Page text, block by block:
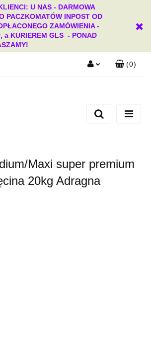
U NAS - DARMOWA
PACZKOMATÓW INPOST OD
ZAMÓWIENIA -
a KURIEREM GLS - PONAD
Dodaj zgłoszenie
(0)
Maxi super premium
20kg Adragna